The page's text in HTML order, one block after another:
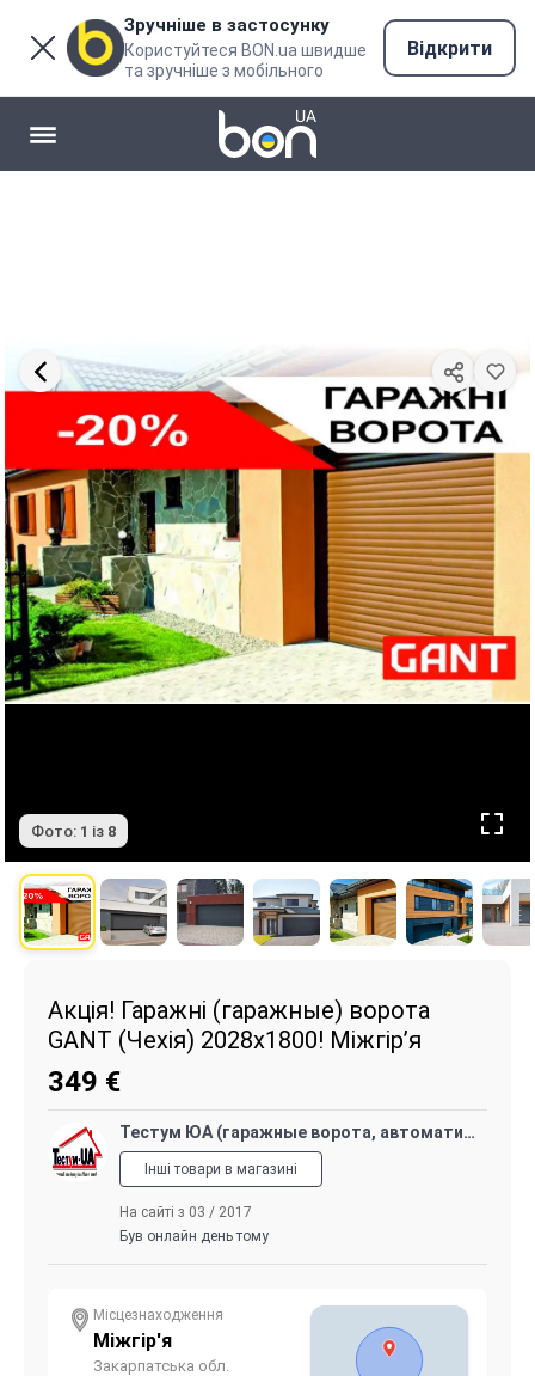
Зручніше в застосунку
Користуйтеся BON.ua швидше
та зручніше з мобільного
Відкрити
Фото: 1 із 8
Акція! Гаражні (гаражные) ворота
GANT (Чехія) 2028х1800! Міжгір’я
349 €
Тестум ЮА (гаражные ворота, автоматика для всех типов ворот, ролеты, двери, кондиционеры)
Інші товари в магазині
На сайті з 03 / 2017
Був онлайн день тому
Місцезнаходження
Міжгір'я
Закарпатська обл.